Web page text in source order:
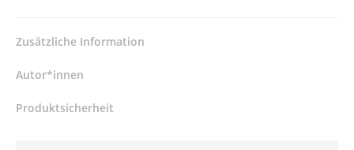
8260-
1
978-
Zusätzliche Information
Autor*innen
Produktsicherheit